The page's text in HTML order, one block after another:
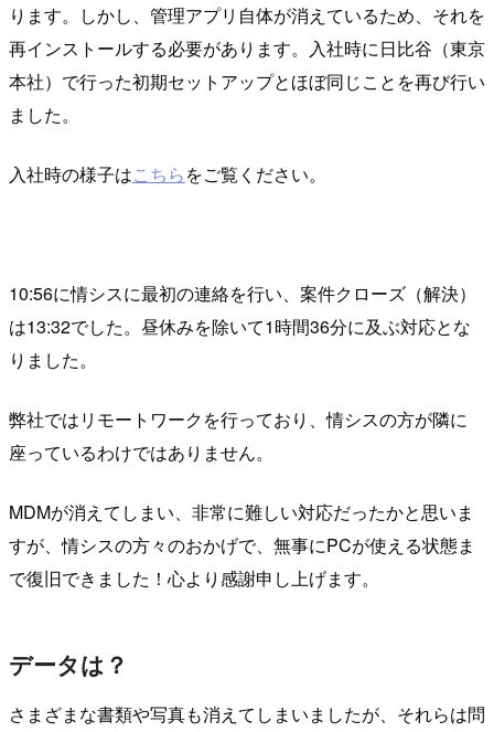
ります。しかし、管理アプリ自体が消えているため、それを
再インストールする必要があります。入社時に日比谷（東京
本社）で行った初期セットアップとほぼ同じことを再び行い
ました。
入社時の様子はこちらをご覧ください。
10:56に情シスに最初の連絡を行い、案件クローズ（解決）
は13:32でした。昼休みを除いて1時間36分に及ぶ対応とな
りました。
弊社ではリモートワークを行っており、情シスの方が隣に
座っているわけではありません。
MDMが消えてしまい、非常に難しい対応だったかと思いま
すが、情シスの方々のおかげで、無事にPCが使える状態ま
で復旧できました！心より感謝申し上げます。
データは？
さまざまな書類や写真も消えてしまいましたが、それらは問